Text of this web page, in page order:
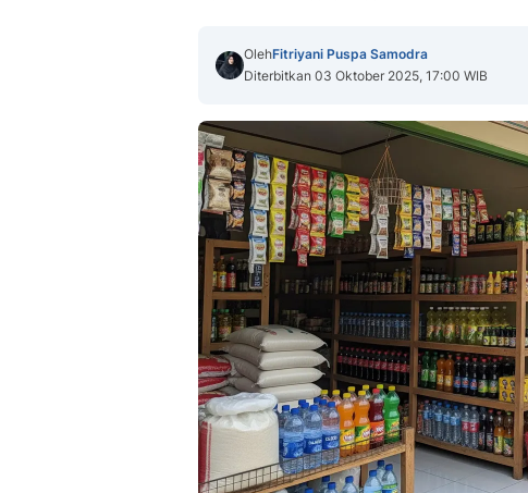
OlehFitriyani Puspa Samodra
Diterbitkan 03 Oktober 2025, 17:00 WIB